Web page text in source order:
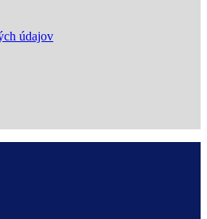
údajov